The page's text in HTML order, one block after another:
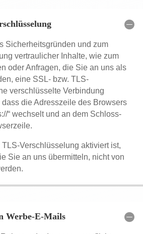
Sicherheitsgründen und zum
vertraulicher Inhalte, wie zum
oder Anfragen, die Sie an uns als
eine SSL- bzw. TLS-
verschlüsselte Verbindung
die Adresszeile des Browsers
“ wechselt und an dem Schloss-
Verschlüsselung aktiviert ist,
Sie an uns übermitteln, nicht von
Werbe-E-Mails